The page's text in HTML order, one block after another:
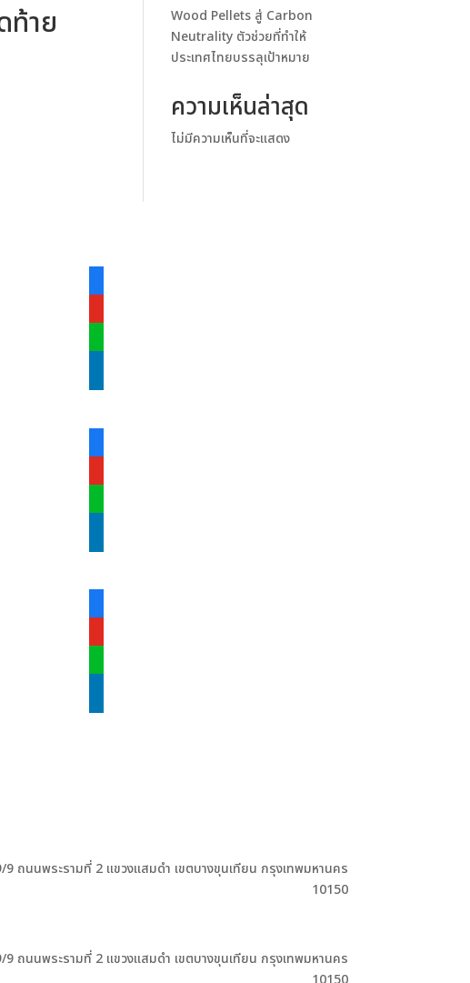
ท้าย
Wood Pellets สู่ Carbon
Neutrality ตัวช่วยที่ทำให้
ประเทศไทยบรรลุเป้าหมาย
ความเห็นล่าสุด
ไม่มีความเห็นที่จะแสดง
ถนนพระรามที่ 2 แขวงแสมดำ เขตบางขุนเทียน กรุงเทพมหานคร
10150
ถนนพระรามที่ 2 แขวงแสมดำ เขตบางขุนเทียน กรุงเทพมหานคร